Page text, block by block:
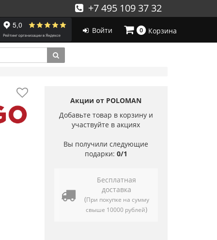
+7 495 109 37 32
Войти 0 Корзина
Акции от POLOMAN
Добавьте товар в корзину и
участвуйте в акциях
Вы получили следующие
подарки: 0/1
Бесплатная
доставка
(При покупке на сумму
свыше 10000 рублей)